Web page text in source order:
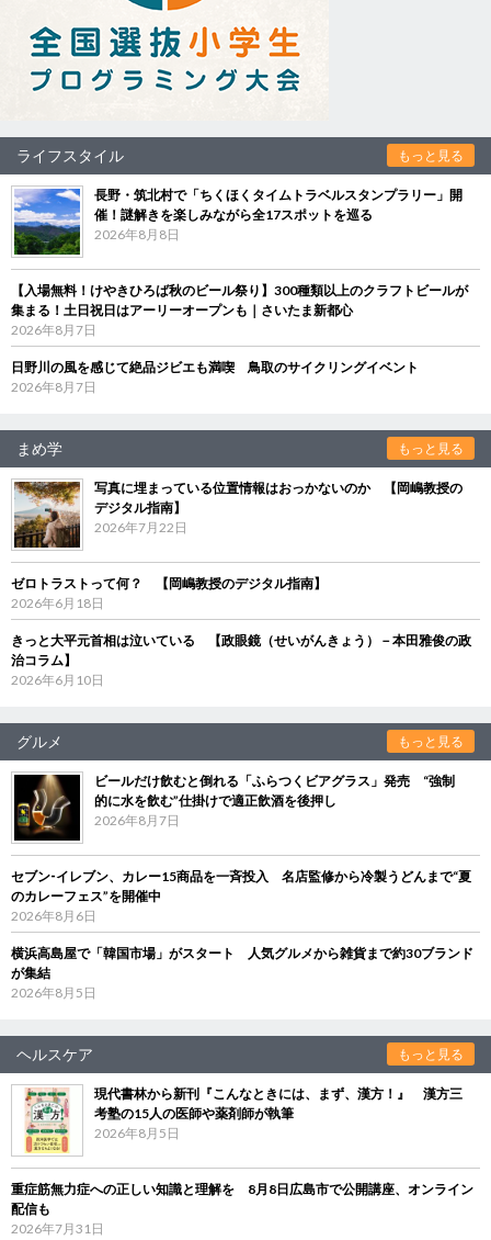
ライフスタイル もっと見る
長野・筑北村で「ちくほくタイムトラベルスタンプラリー」開
催！謎解きを楽しみながら全17スポットを巡る
2026年8月8日
【入場無料！けやきひろば秋のビール祭り】300種類以上のクラフトビールが
集まる！土日祝日はアーリーオープンも｜さいたま新都心
2026年8月7日
日野川の風を感じて絶品ジビエも満喫 鳥取のサイクリングイベント
2026年8月7日
まめ学 もっと見る
写真に埋まっている位置情報はおっかないのか 【岡嶋教授の
デジタル指南】
2026年7月22日
ゼロトラストって何？ 【岡嶋教授のデジタル指南】
2026年6月18日
きっと大平元首相は泣いている 【政眼鏡（せいがんきょう）－本田雅俊の政
治コラム】
2026年6月10日
グルメ もっと見る
ビールだけ飲むと倒れる「ふらつくビアグラス」発売 “強制
的に水を飲む”仕掛けで適正飲酒を後押し
2026年8月7日
セブン‐イレブン、カレー15商品を一斉投入 名店監修から冷製うどんまで“夏
のカレーフェス”を開催中
2026年8月6日
横浜高島屋で「韓国市場」がスタート 人気グルメから雑貨まで約30ブランド
が集結
2026年8月5日
ヘルスケア もっと見る
現代書林から新刊『こんなときには、まず、漢方！』 漢方三
考塾の15人の医師や薬剤師が執筆
2026年8月5日
重症筋無力症への正しい知識と理解を 8月8日広島市で公開講座、オンライン
配信も
2026年7月31日